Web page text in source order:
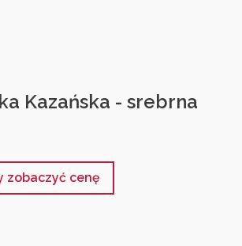
Kazańska - srebrna
zobaczyć cenę